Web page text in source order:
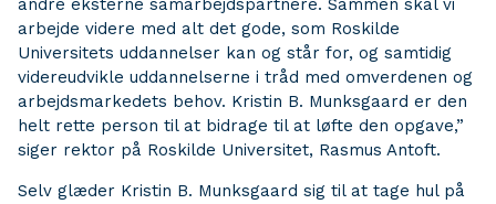
andre eksterne samarbejdspartnere. Sammen skal vi
arbejde videre med alt det gode, som Roskilde
Universitets uddannelser kan og står for, og samtidig
videreudvikle uddannelserne i tråd med omverdenen og
arbejdsmarkedets behov. Kristin B. Munksgaard er den
helt rette person til at bidrage til at løfte den opgave,”
siger rektor på Roskilde Universitet, Rasmus Antoft.
Selv glæder Kristin B. Munksgaard sig til at tage hul på